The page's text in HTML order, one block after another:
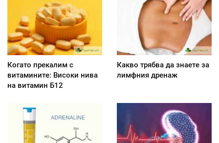
Когато прекалим с
витамините: Високи нива
на витамин Б12
Какво трябва да знаете за
лимфния дренаж